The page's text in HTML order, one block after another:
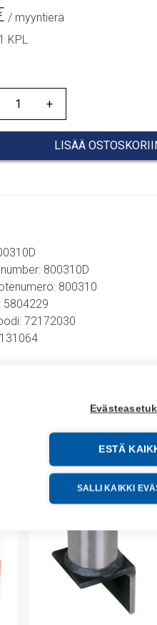
ESTÄ
SALLI KAIKKI
/ myyntierä
KPL
LISÄÄ
800310D
800310
5804229
72172030